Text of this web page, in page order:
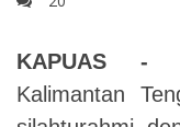
KAPUAS -
Kalimantan